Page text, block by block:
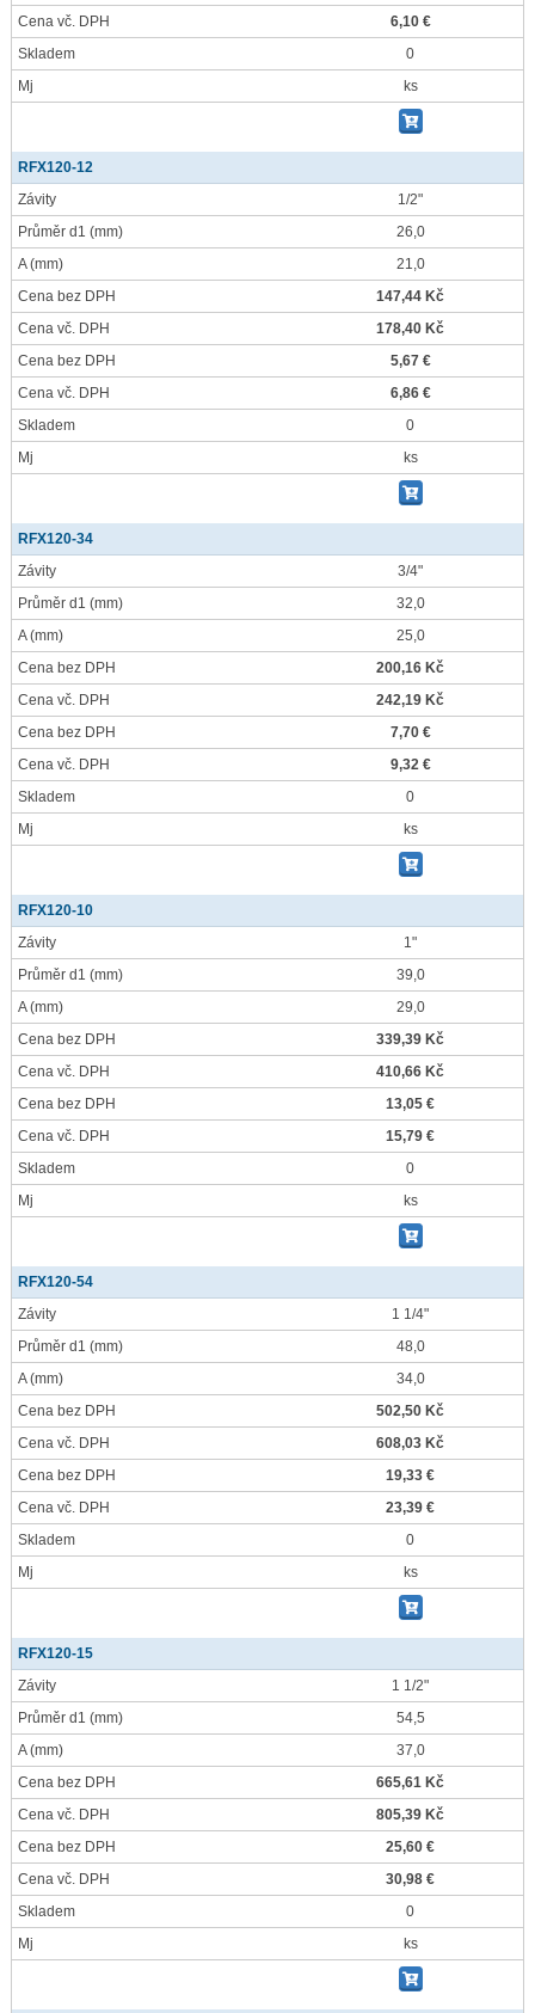
Cena vč. DPH
6,10 €
Skladem
0
Mj
ks
RFX120-12
Závity
1/2"
Průměr d1 (mm)
26,0
A(mm)
21,0
Cena bez DPH
147,44 Kč
Cena vč. DPH
178,40 Kč
Cena bez DPH
5,67 €
Cena vč. DPH
6,86 €
Skladem
0
Mj
ks
RFX120-34
Závity
3/4"
Průměr d1 (mm)
32,0
A(mm)
25,0
Cena bez DPH
200,16 Kč
Cena vč. DPH
242,19 Kč
Cena bez DPH
7,70 €
Cena vč. DPH
9,32 €
Skladem
0
Mj
ks
RFX120-10
Závity
1"
Průměr d1 (mm)
39,0
A(mm)
29,0
Cena bez DPH
339,39 Kč
Cena vč. DPH
410,66 Kč
Cena bez DPH
13,05 €
Cena vč. DPH
15,79 €
Skladem
0
Mj
ks
RFX120-54
Závity
1 1/4"
Průměr d1 (mm)
48,0
A(mm)
34,0
Cena bez DPH
502,50 Kč
Cena vč. DPH
608,03 Kč
Cena bez DPH
19,33 €
Cena vč. DPH
23,39 €
Skladem
0
Mj
ks
RFX120-15
Závity
1 1/2"
Průměr d1 (mm)
54,5
A(mm)
37,0
Cena bez DPH
665,61 Kč
Cena vč. DPH
805,39 Kč
Cena bez DPH
25,60 €
Cena vč. DPH
30,98 €
Skladem
0
Mj
ks